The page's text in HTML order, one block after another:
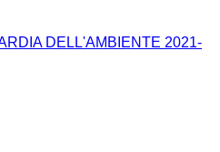
DELL'AMBIENTE 2021-